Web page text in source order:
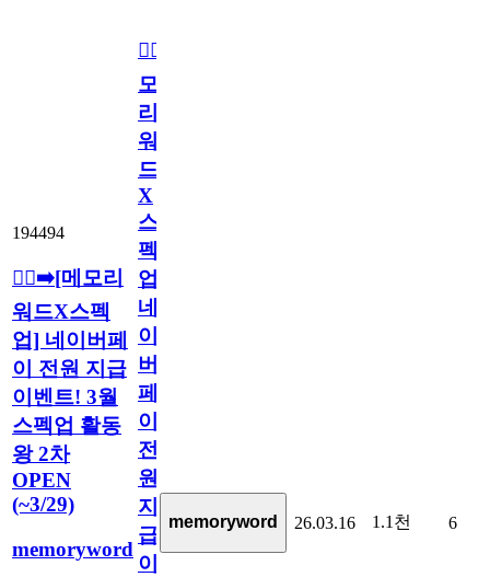
194494
🏃‍♂️‍➡️[메모리
워드X스펙
업] 네이버페
이 전원 지급
이벤트! 3월
스펙업 활동
왕 2차
OPEN
(~3/29)
memoryword
🏃‍♂️‍➡️[메
모
리
워
드
X
스
펙
업]
네
이
버
페
이
전
원
지
급
이
memoryword 26.03.16 1.1천 6